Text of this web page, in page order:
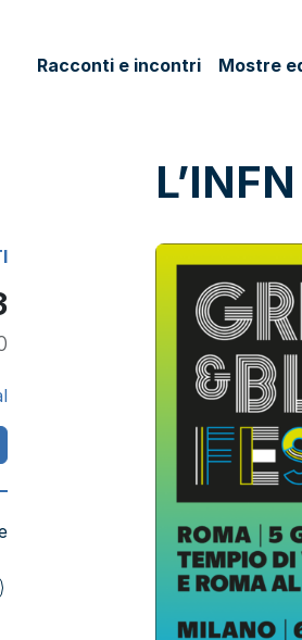
Racconti e incontri Mostre